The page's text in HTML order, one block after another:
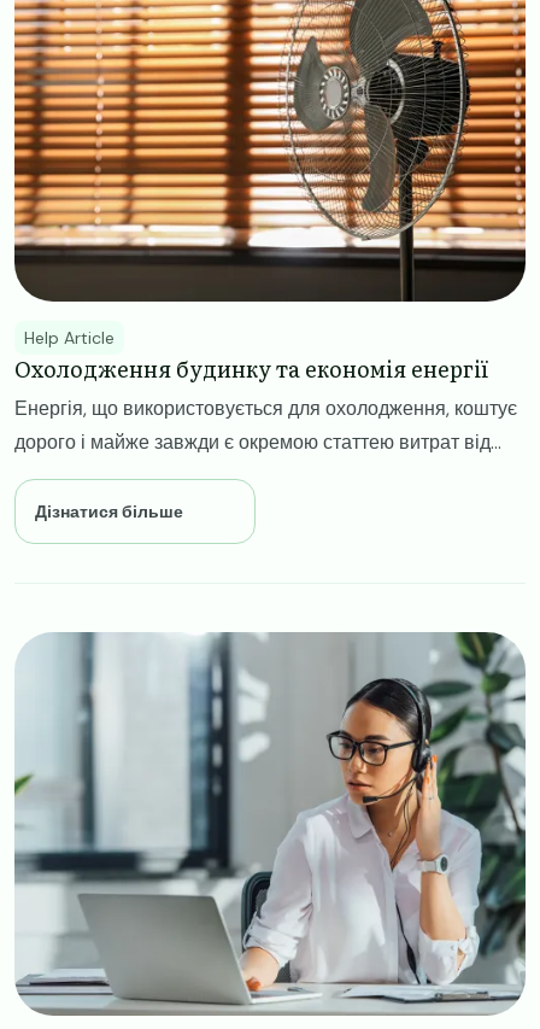
Help Article
Охолодження будинку та економія енергії
Енергія, що використовується для охолодження, коштує
дорого і майже завжди є окремою статтею витрат від...
Дізнатися більше
Image